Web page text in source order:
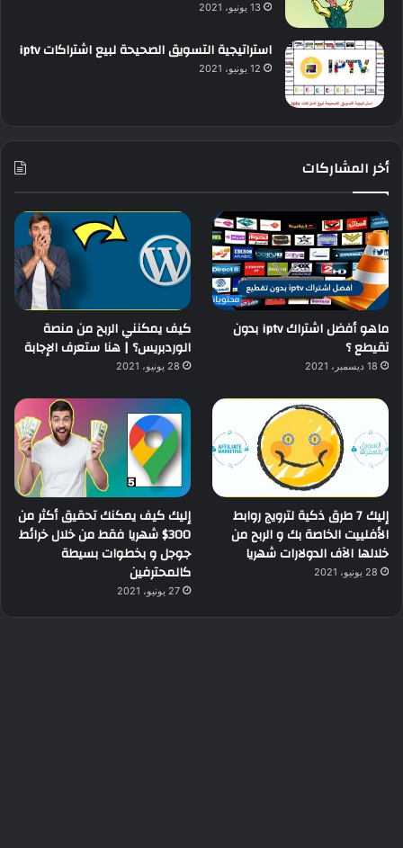
13 يونيو، 2021
استراتيجية التسويق الصحيحة لبيع اشتراكات iptv
12 يونيو، 2021
أخر المشاركات
ماهو أفضل اشتراك iptv بدون
تقيطع ؟
18 ديسمبر، 2021
كيف يمكنني الربح من منصة
الوردبريس؟ | هنا ستعرف الإجابة
28 يونيو، 2021
إليك 7 طرق ذكية لترويج روابط
الأفلييت الخاصة بك و الربح من
خلالها الآف الدولارات شهريا
28 يونيو، 2021
إليك كيف يمكنك تحقيق أكثر من
300$ شهريا فقط من خلال خرائط
جوجل و بخطوات بسيطة
كالمحترفين
27 يونيو، 2021